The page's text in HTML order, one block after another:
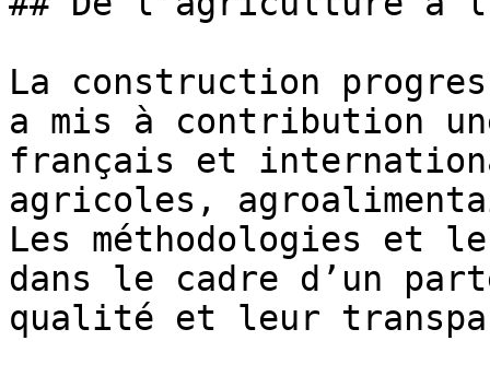
La construction
a mis à contribution
français et
agricoles,
Les méthodologies et
dans le cadre d’un
qualité et leur